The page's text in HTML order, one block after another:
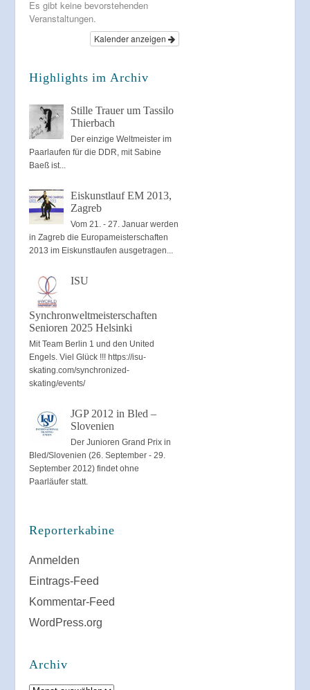
Es gibt keine bevorstehenden
Veranstaltungen.
Kalender anzeigen
Highlights im Archiv
Stille Trauer um Tassilo
Thierbach
Der einzige Weltmeister im
Paarlaufen für die DDR, mit Sabine
Baeß ist...
Eiskunstlauf EM 2013,
Zagreb
Vom 21. - 27. Januar werden
in Zagreb die Europameisterschaften
2013 im Eiskunstlaufen ausgetragen...
ISU
Synchronweltmeisterschaften
Senioren 2025 Helsinki
Mit Team Berlin 1 und den United
Engels. Viel Glück !!! https://isu-
skating.com/synchronized-
skating/events/
JGP 2012 in Bled –
Slovenien
Der Junioren Grand Prix in
Bled/Slovenien (26. September - 29.
September 2012) findet ohne
Paarläufer statt.
Reporterkabine
Anmelden
Eintrags-Feed
Kommentar-Feed
WordPress.org
Archiv